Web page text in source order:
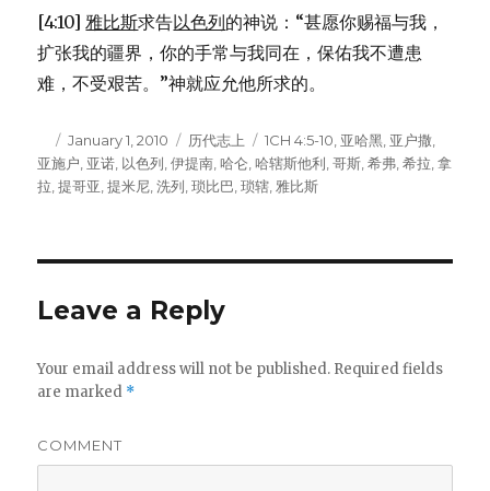
[4:10]雅比斯求告以色列的神说：“甚愿你赐福与我，
扩张我的疆界，你的手常与我同在，保佑我不遭患
难，不受艰苦。”神就应允他所求的。
Author
Posted
on
January 1, 2010 Categories
历代志上 Tags
1CH 4:5-10 亚哈黑 亚户撒
亚施户 亚诺 以色列 ,伊提南 ,哈仑 ,哈辖斯他利 ,哥斯 ,希弗 ,希拉 ,拿
拉 ,提哥亚 ,提米尼 ,洗列 ,琐比巴 ,琐辖 雅比斯
Leave a Reply
Your email address will not be published. Required fields
are marked *
COMMENT